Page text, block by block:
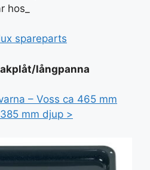
spareparts
långpanna
– Voss ca 465 mm
mm djup >